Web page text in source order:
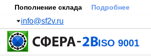
Пополнение склада Подробнее
info@sf2v.ru
ISO 9001